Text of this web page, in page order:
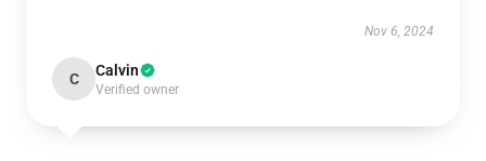
Nov 6, 2024
C Calvin
Verified owner